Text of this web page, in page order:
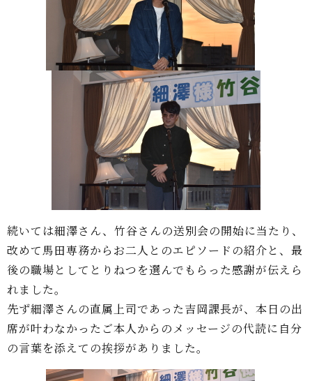
続いては細澤さん、竹谷さんの送別会の開始に当たり、
改めて馬田専務からお二人とのエピソードの紹介と、最
後の職場としてとりねつを選んでもらった感謝が伝えら
れました。
先ず細澤さんの直属上司であった吉岡課長が、本日の出
席が叶わなかったご本人からのメッセージの代読に自分
の言葉を添えての挨拶がありました。